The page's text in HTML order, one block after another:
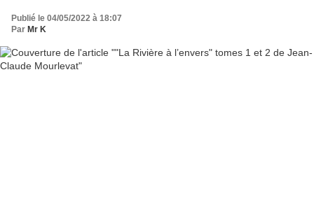
Publié le 04/05/2022 à 18:07
Par Mr K